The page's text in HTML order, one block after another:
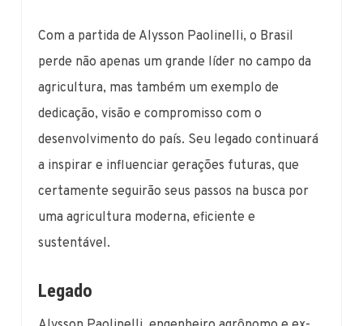
Com a partida de Alysson Paolinelli, o Brasil
perde não apenas um grande líder no campo da
agricultura, mas também um exemplo de
dedicação, visão e compromisso com o
desenvolvimento do país. Seu legado continuará
a inspirar e influenciar gerações futuras, que
certamente seguirão seus passos na busca por
uma agricultura moderna, eficiente e
sustentável.
Legado